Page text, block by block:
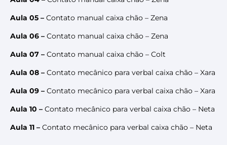
Aula 05 – Contato manual caixa chão – Zena
Aula 06 – Contato manual caixa chão – Zena
Aula 07 – Contato manual caixa chão – Colt
Aula 08 – Contato mecânico para verbal caixa chão – Xara
Aula 09 – Contato mecânico para verbal caixa chão – Xara
Aula 10 – Contato mecânico para verbal caixa chão – Neta
Aula 11 – Contato mecânico para verbal caixa chão – Neta